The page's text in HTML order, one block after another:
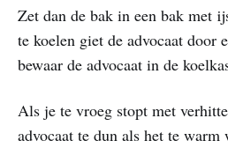
Zet dan de bak in een bak met
te koelen giet de advocaat door
bewaar de advocaat in de
Als je te vroeg stopt met
advocaat te dun als het te